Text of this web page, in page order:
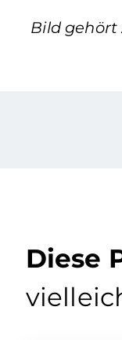
Bild gehört
Diese